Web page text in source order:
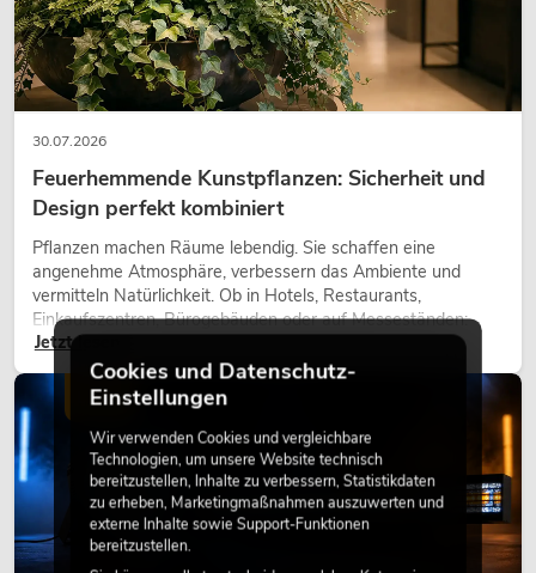
30.07.2026
Feuerhemmende Kunstpflanzen: Sicherheit und
Design perfekt kombiniert
Pflanzen machen Räume lebendig. Sie schaffen eine
angenehme Atmosphäre, verbessern das Ambiente und
vermitteln Natürlichkeit. Ob in Hotels, Restaurants,
Einkaufszentren, Bürogebäuden oder auf Messeständen:
eine hochwertige Begrünung gehört heute längst zum
modernen Raumkonzept.
Jetzt lesen
LICHT
Cookies und Datenschutz-
Einstellungen
Wir verwenden Cookies und vergleichbare
Technologien, um unsere Website technisch
bereitzustellen, Inhalte zu verbessern, Statistikdaten
zu erheben, Marketingmaßnahmen auszuwerten und
externe Inhalte sowie Support-Funktionen
bereitzustellen.